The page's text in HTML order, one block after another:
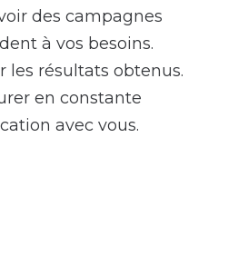
des campagnes
à vos besoins.
les résultats obtenus.
en constante
avec vous.